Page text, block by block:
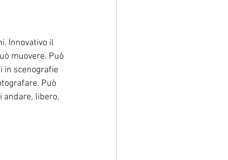
Innovativo il
muovere. Può
in scenografie
Può
andare, libero,